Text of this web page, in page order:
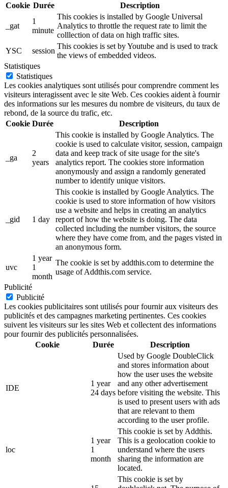
Cookie Durée Description
_gat
1
minute
This cookies is installed by Google Universal
Analytics to throttle the request rate to limit the
colllection of data on high traffic sites.
YSC
session
This cookies is set by Youtube and is used to track
the views of embedded videos.
Statistiques
Statistiques
Les cookies analytiques sont utilisés pour comprendre comment les
visiteurs interagissent avec le site Web. Ces cookies aident à fournir
des informations sur les mesures du nombre de visiteurs, du taux de
rebond, de la source du trafic, etc.
Cookie Durée Description
_ga
2
years
This cookie is installed by Google Analytics. The
cookie is used to calculate visitor, session, campaign
data and keep track of site usage for the site's
analytics report. The cookies store information
anonymously and assign a randomly generated
number to identify unique visitors.
_gid 1 day
This cookie is installed by Google Analytics. The
cookie is used to store information of how visitors
use a website and helps in creating an analytics
report of how the website is doing. The data
collected including the number visitors, the source
where they have come from, and the pages visted in
an anonymous form.
uvc
1 year
1
month
The cookie is set by addthis.com to determine the
usage of Addthis.com service.
Publicité
Publicité
Les cookies publicitaires sont utilisés pour fournir aux visiteurs des
publicités et des campagnes marketing pertinentes. Ces cookies
suivent les visiteurs sur les sites Web et collectent des informations
pour fournir des publicités personnalisées.
Cookie
Durée Description
IDE
1 year
24 days
Used by Google DoubleClick
and stores information about
how the user uses the website
and any other advertisement
before visiting the website. This
is used to present users with ads
that are relevant to them
according to the user profile.
loc
1 year
1
month
This cookie is set by Addthis.
This is a geolocation cookie to
understand where the users
sharing the information are
located.
This cookie is set by